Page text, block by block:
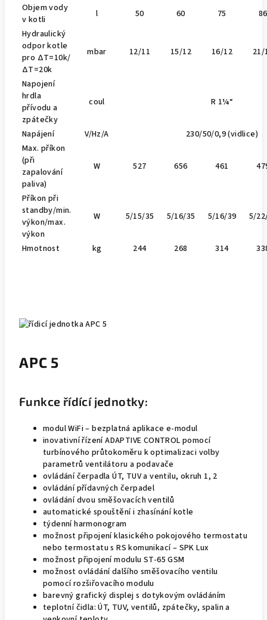
Objem vody
v kotli
l 50 60 75
86
Hydraulický
odpor kotle
pro ∆T=10k/
∆T=20k
mbar 12/11 15/12 16/12 21/
Napojení
hrdla
přívodu a
zpátečky
coul R 1¼“
Napájení V/Hz/A
230/50/0,9 (vidlice)
Max. příkon
(při
zapalování
paliva)
W 527 656 461
Příkon při
standby/min.
výkon/max.
výkon
W 5/15/35 5/16/35 5/16/39 5/
Hmotnost kg 244 268 314
APC 5
Funkce řídící jednotky:
modul WiFi – bezplatná aplikace e-modul
inovativní řízení ADAPTIVE CONTROL pomocí
turbínového průtokoměru k optimalizaci volby
parametrů ventilátoru a podavače
ovládání čerpadla ÚT, TUV a ventilu, okruh 1, 2
ovládání přídavných čerpadel
ovládání dvou směšovacích ventilů
automatické spouštění i zhasínání kotle
týdenní harmonogram
možnost připojení klasického pokojového termostatu
nebo termostatu s RS komunikací – SPK Lux
možnost připojení modulu ST-65 GSM
možnost ovládání dalšího směšovacího ventilu
pomocí rozšiřovacího modulu
barevný grafický displej s dotykovým ovládáním
teplotní čidla: ÚT, TUV, ventilů, zpátečky, spalin a